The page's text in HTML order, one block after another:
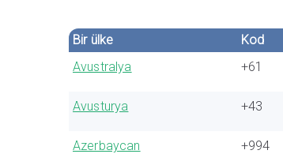
Bir ülke Kod
Avustralya
+61
Avusturya +43
Azerbaycan +994